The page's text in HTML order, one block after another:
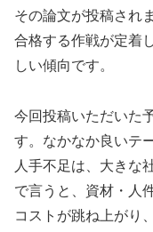
その論文が投稿され
合格する作戦が定着
しい傾向です。
今回投稿いただいた
す。なかなか良いテ
人手不足は、大きな
で言うと、資材・人
コストが跳ね上がり